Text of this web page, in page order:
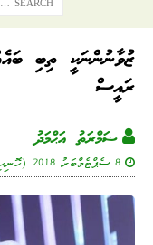
ޒުވާނުންނަކީ ތިބި
ރައީސް
ޟަމްރަތު އަޙްމަދު
8 ސެޕްޓެމްބަރު 2018 (ހޮނިހިރު)